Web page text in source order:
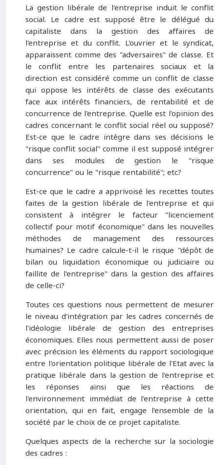
La gestion libérale de l'entreprise induit le conflit
social. Le cadre est supposé être le délégué du
capitaliste dans la gestion des affaires de
l'entreprise et du conflit. L'ouvrier et le syndicat,
apparaissent comme des "adversaires" de classe. Et
le conflit entre les partenaires sociaux et la
direction est considéré comme un conflit de classe
qui oppose les intérêts de classe des exécutants
face aux intérêts financiers, de rentabilité et de
concurrence de l'entreprise. Quelle est l'opinion des
cadres concernant le conflit social réel ou supposé?
Est-ce que le cadre intègre dans ses décisions le
"risque conflit social" comme il est supposé intégrer
dans ses modules de gestion le "risque
concurrence" ou le "risque rentabilité"; etc?
Est-ce que le cadre a apprivoisé les recettes toutes
faites de la gestion libérale de l'entreprise et qui
consistent à intégrer le facteur "licenciement
collectif pour motif économique" dans les nouvelles
méthodes de management des ressources
humaines? Le cadre calcule-t-il le risque "dépôt de
bilan ou liquidation économique ou judiciaire ou
faillite de l'entreprise" dans la gestion des affaires
de celle-ci?
Toutes ces questions nous permettent de mesurer
le niveau d'intégration par les cadres concernés de
l'idéologie libérale de gestion des entreprises
économiques. Elles nous permettent aussi de poser
avec précision les éléments du rapport sociologique
entre l'orientation politique libérale de l'Etat avec la
pratique libérale dans la gestion de l'entreprise et
les réponses ainsi que les réactions de
l'environnement immédiat de l'entreprise à cette
orientation, qui en fait, engage l'ensemble de la
société par le choix de ce projet capitaliste.
Quelques aspects de la recherche sur la sociologie
des cadres :